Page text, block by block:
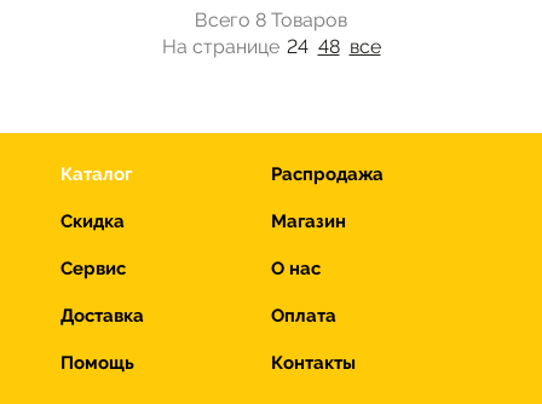
Всего 8 Товаров
На странице 24 48 все
Каталог Распродажа
Скидка Магазин
Сервис О нас
Доставка Оплата
Помощь Контакты